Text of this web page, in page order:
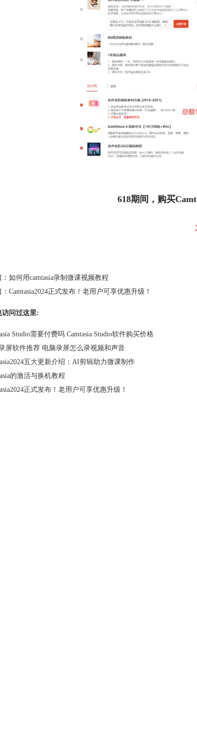
618期间，购买
如何用camtasia录制微课视频教程
Camtasia2024正式发布！老用户可享优惠升级！
访问过这里:
Studio需要付费吗 Camtasia Studio软件购买价格
屏软件推荐 电脑录屏怎么录视频和声音
五大更新介绍：AI剪辑助力微课制作
的激活与换机教程
正式发布！老用户可享优惠升级！